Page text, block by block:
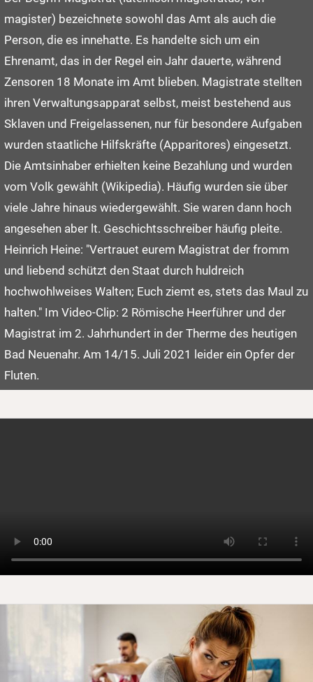
magister) bezeichnete sowohl das Amt als auch die
Person, die es innehatte. Es handelte sich um ein
Ehrenamt, das in der Regel ein Jahr dauerte, während
Zensoren 18 Monate im Amt blieben. Magistrate stellten
ihren Verwaltungsapparat selbst, meist bestehend aus
Sklaven und Freigelassenen, nur für besondere Aufgaben
wurden staatliche Hilfskräfte (Apparitores) eingesetzt.
Die Amtsinhaber erhielten keine Bezahlung und wurden
vom Volk gewählt (Wikipedia). Häufig wurden sie über
viele Jahre hinaus wiedergewählt. Sie waren dann hoch
angesehen aber lt. Geschichtsschreiber häufig pleite.
Heinrich Heine: "Vertrauet eurem Magistrat der fromm
und liebend schützt den Staat durch huldreich
hochwohlweises Walten; Euch ziemt es, stets das Maul zu
halten." Im Video-Clip: 2 Römische Heerführer und der
Magistrat im 2. Jahrhundert in der Therme des heutigen
Bad Neuenahr. Am 14/15. Juli 2021 leider ein Opfer der
Fluten.